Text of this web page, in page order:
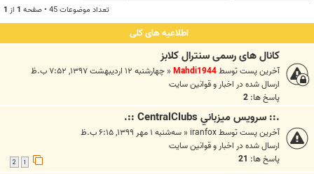
تعداد موضوعات 45 • صفحه 1 از 1
اطلاعیه های کلی
کانال های رسمی سنترال کلابز
آخرین پست توسطMahdi1944
« چهارشنبه ۱۲ اردیبهشت ۱۳۹۷, ۷:۵۲ ب.ظ
ارسال شده در اخبار و قوانين سايت
پاسخ ها: 2
.:: سرويس ميزباني CentralClubs ::.
آخرین پست توسطiranfox
« سه‌شنبه ۱ مهر ۱۳۹۹, ۶:۱۵ ب.ظ
ارسال شده در اخبار و قوانين سايت
پاسخ ها: 21
1
2